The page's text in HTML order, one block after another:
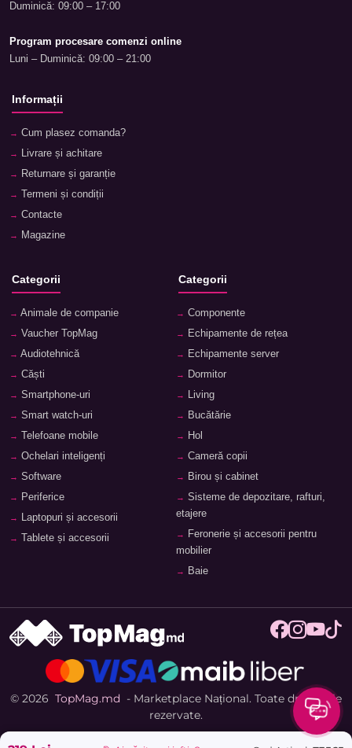
Duminică: 09:00 – 17:00
Program procesare comenzi online
Luni – Duminică: 09:00 – 21:00
Informații
Cum plasez comanda?
Livrare și achitare
Returnare și garanție
Termeni și condiții
Contacte
Magazine
Categorii
Animale de companie
Vaucher TopMag
Audiotehnică
Căști
Smartphone-uri
Smart watch-uri
Telefoane mobile
Ochelari inteligenți
Software
Periferice
Laptopuri și accesorii
Tablete și accesorii
Categorii
Componente
Echipamente de rețea
Echipamente server
Dormitor
Living
Bucătărie
Hol
Cameră copii
Birou și cabinet
Sisteme de depozitare, rafturi,
etajere
Feronerie și accesorii pentru
mobilier
Baie
© 2026 TopMag.md - Marketplace Național. Toate drepturile
rezervate.